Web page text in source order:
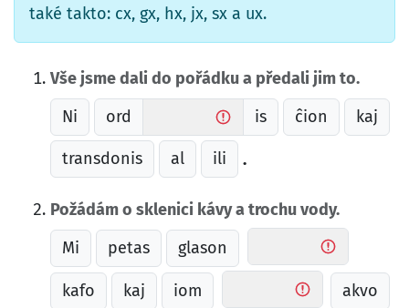
také takto: cx, gx, hx, jx, sx a ux.
Vše jsme dali do pořádku a předali jim to.
Ni
ord is ĉion kaj
transdonis al ili .
Požádám o sklenici kávy a trochu vody.
Mi
petas glason
kafo kaj iom akvo